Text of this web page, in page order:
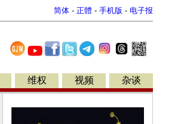
简体 - 正體 - 手机版 - 电子报
维权 视频 杂谈